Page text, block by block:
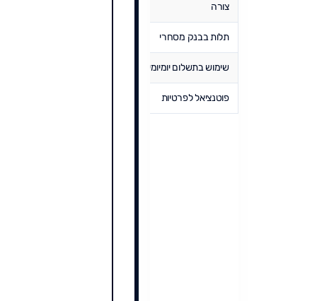
צורה
תלות בבנק מסחרי
שימוש בתשלום יומיומי
פוטנציאל לפרטיות